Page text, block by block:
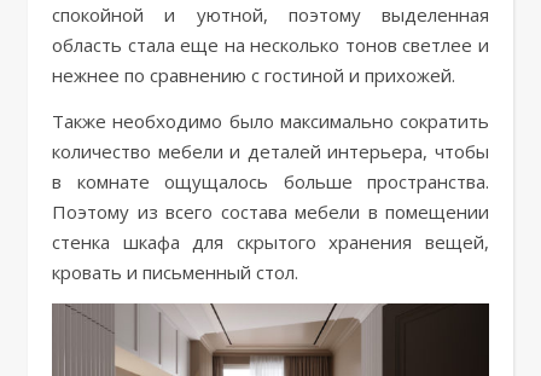
спокойной и уютной, поэтому выделенная
область стала еще на несколько тонов светлее и
нежнее по сравнению с гостиной и прихожей.
Также необходимо было максимально сократить
количество мебели и деталей интерьера, чтобы
в комнате ощущалось больше пространства.
Поэтому из всего состава мебели в помещении
стенка шкафа для скрытого хранения вещей,
кровать и письменный стол.